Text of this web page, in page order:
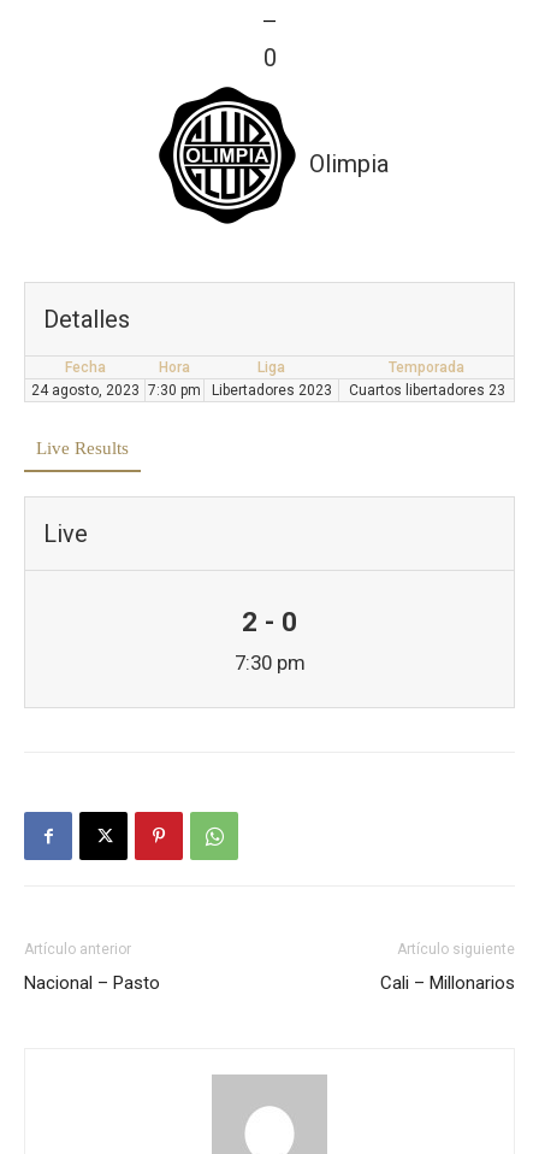
—
0
Olimpia
Detalles
Fecha Hora Liga
Temporada
24 agosto, 2023 7:30 pm Libertadores 2023 Cuartos libertadores 23
Live Results
Live
2 - 0
7:30 pm
Artículo anterior
Nacional – Pasto
Artículo siguiente
Cali – Millonarios